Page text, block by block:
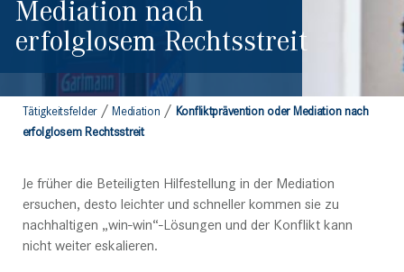
Mediation nach
erfolglosem Rechtsstreit
Tätigkeitsfelder/Mediation / Konfliktprävention oder Mediation nach
erfolglosem Rechtsstreit
Je früher die Beteiligten Hilfestellung in der Mediation
ersuchen, desto leichter und schneller kommen sie zu
nachhaltigen „win-win“-Lösungen und der Konflikt kann
nicht weiter eskalieren.